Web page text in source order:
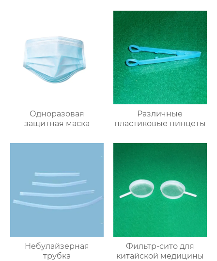
Одноразовая
защитная маска
Различные
пластиковые пинцеты
Небулайзерная
трубка
Фильтр-сито для
китайской медицины